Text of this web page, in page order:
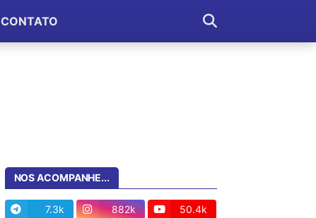
CONTATO
NOS ACOMPANHE...
7.3k 882k
50.4k